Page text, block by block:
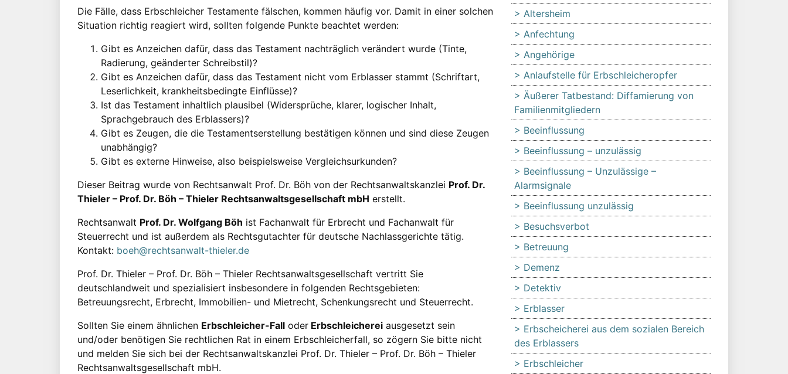
Die Fälle, dass Erbschleicher Testamente fälschen, kommen häufig vor. Damit in einer solchen
Situation richtig reagiert wird, sollten folgende Punkte beachtet werden:
Gibt es Anzeichen dafür, dass das Testament nachträglich verändert wurde (Tinte,
Radierung, geänderter Schreibstil)?
Gibt es Anzeichen dafür, dass das Testament nicht vom Erblasser stammt (Schriftart,
Leserlichkeit, krankheitsbedingte Einflüsse)?
Ist das Testament inhaltlich plausibel (Widersprüche, klarer, logischer Inhalt,
Sprachgebrauch des Erblassers)?
Gibt es Zeugen, die die Testamentserstellung bestätigen können und sind diese Zeugen
unabhängig?
Gibt es externe Hinweise, also beispielsweise Vergleichsurkunden?
Dieser Beitrag wurde von Rechtsanwalt Prof. Dr. Böh von der Rechtsanwaltskanzlei Prof. Dr.
Thieler – Prof. Dr. Böh – Thieler Rechtsanwaltsgesellschaft mbH erstellt.
Rechtsanwalt Prof. Dr. Wolfgang Böh ist Fachanwalt für Erbrecht und Fachanwalt für
Steuerrecht und ist außerdem als Rechtsgutachter für deutsche Nachlassgerichte tätig.
Kontakt: boeh@rechtsanwalt-thieler.de
Prof. Dr. Thieler – Prof. Dr. Böh – Thieler Rechtsanwaltsgesellschaft vertritt Sie
deutschlandweit und spezialisiert insbesondere in folgenden Rechtsgebieten:
Betreuungsrecht, Erbrecht, Immobilien- und Mietrecht, Schenkungsrecht und Steuerrecht.
Sollten Sie einem ähnlichen Erbschleicher-Fall oder Erbschleicherei ausgesetzt sein
und/oder benötigen Sie rechtlichen Rat in einem Erbschleicherfall, so zögern Sie bitte nicht
und melden Sie sich bei der Rechtsanwaltskanzlei Prof. Dr. Thieler – Prof. Dr. Böh – Thieler
Rechtsanwaltsgesellschaft mbH.
Altersheim
Anfechtung
Angehörige
Anlaufstelle für Erbschleicheropfer
Äußerer Tatbestand: Diffamierung von
Familienmitgliedern
Beeinflussung
Beeinflussung – unzulässig
Beeinflussung – Unzulässige –
Alarmsignale
Beeinflussung unzulässig
Besuchsverbot
Betreuung
Demenz
Detektiv
Erblasser
Erbscheicherei aus dem sozialen Bereich
des Erblassers
Erbschleicher